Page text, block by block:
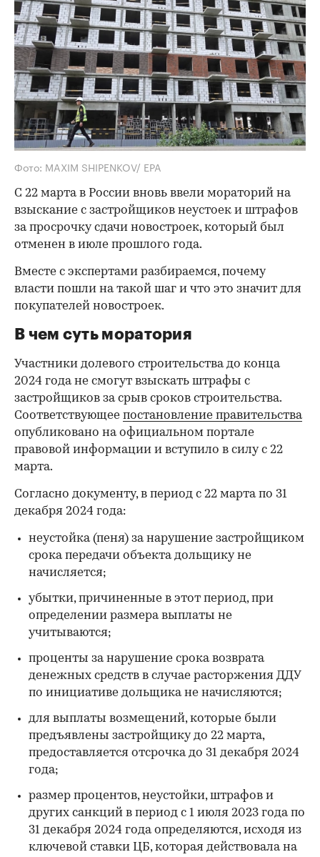
Фото: MAXIM SHIPENKOV/ EPA
С 22 марта в России вновь ввели мораторий на
взыскание с застройщиков неустоек и штрафов
за просрочку сдачи новостроек, который был
отменен в июле прошлого года.
Вместе с экспертами разбираемся, почему
власти пошли на такой шаг и что это значит для
покупателей новостроек.
В чем суть моратория
Участники долевого строительства до конца
2024 года не смогут взыскать штрафы с
застройщиков за срыв сроков строительства.
Соответствующее постановление правительства
опубликовано на официальном портале
правовой информации и вступило в силу с 22
марта.
Согласно документу, в период с 22 марта по 31
декабря 2024 года:
неустойка (пеня) за нарушение застройщиком
срока передачи объекта дольщику не
начисляется;
убытки, причиненные в этот период, при
определении размера выплаты не
учитываются;
проценты за нарушение срока возврата
денежных средств в случае расторжения ДДУ
по инициативе дольщика не начисляются;
для выплаты возмещений, которые были
предъявлены застройщику до 22 марта,
предоставляется отсрочка до 31 декабря 2024
года;
размер процентов, неустойки, штрафов и
других санкций в период с 1 июля 2023 года по
31 декабря 2024 года определяются, исходя из
ключевой ставки ЦБ, которая действовала на